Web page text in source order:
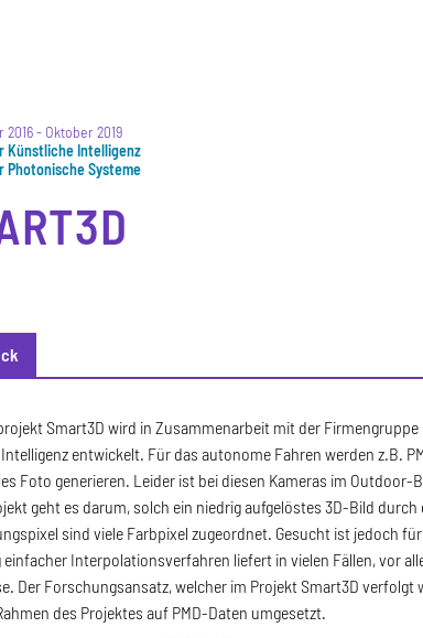
2016- Oktober 2019
Künstliche Intelligenz
Systeme
Smart3D wird in Zusammenarbeit mit der
entwickelt. Für das autonome Fahren werden z.B.
Foto generieren. Leider ist bei diesen Kameras im
geht es darum, solch ein niedrig aufgelöstes 3D-Bild
sind viele Farbpixel zugeordnet. Gesucht ist jedoch
einfacher Interpolationsverfahren liefert in vielen Fällen, vor
Der Forschungsansatz, welcher im Projekt Smart3D
des Projektes auf PMD-Daten umgesetzt.